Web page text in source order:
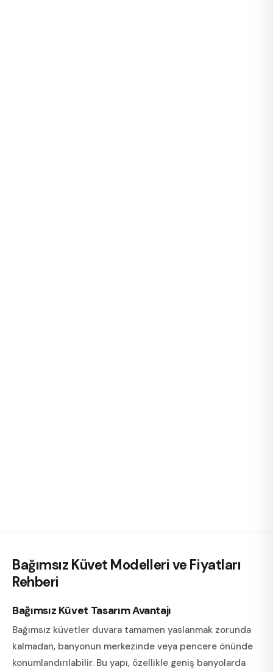
Bağımsız Küvet Modelleri ve Fiyatları
Rehberi
Bağımsız Küvet Tasarım Avantajı
Bağımsız küvetler duvara tamamen yaslanmak zorunda
kalmadan, banyonun merkezinde veya pencere önünde
konumlandırılabilir. Bu yapı, özellikle geniş banyolarda